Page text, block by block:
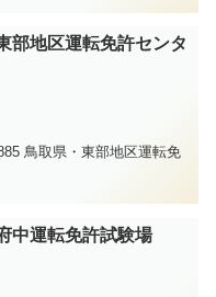
部地区運転免許センタ
鳥取県・東部地区運転免
中運転免許試験場